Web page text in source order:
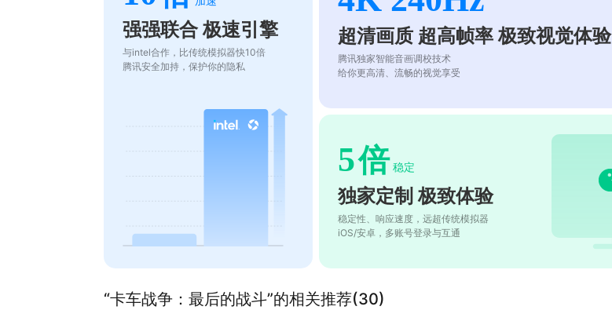
强强联合 极速引擎
与intel合作，比传统模拟器快10倍
腾讯安全加持，保护你的隐私
超清画质 超高帧率 极致视觉体验
腾讯独家智能音画调校技术
给你更高清、流畅的视觉享受
5倍 稳定
独家定制 极致体验
稳定性、响应速度，远超传统模拟器
iOS/安卓，多账号登录与互通
“卡车战争：最后的战斗”的相关推荐(30)